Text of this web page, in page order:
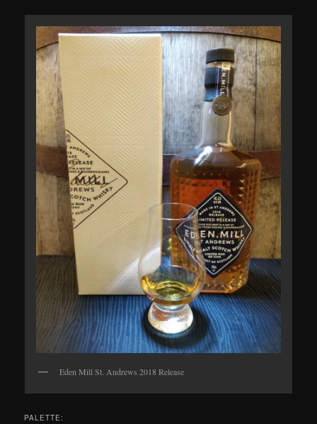
Eden Mill St. Andrews 2018 Release
PALETTE: